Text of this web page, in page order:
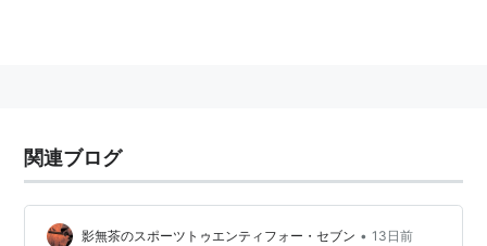
関連ブログ
影無茶のスポーツトゥエンティフォー・セブン • 13日前